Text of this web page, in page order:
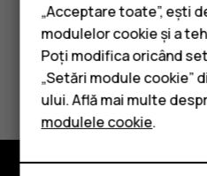
Telefoane
Accesorii
Tablete
Considerați utile
Da Nu
„Acceptare toate”, ești
modulelor cookie și a
Poți modifica oricând
„Setări module cookie”
ului. Află mai multe
modulele cookie.